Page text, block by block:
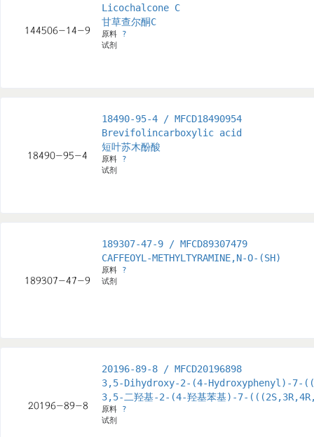
Licochalcone C
甘草查尔酮C
原料 ?
试剂
18490-95-4 / MFCD18490954
Brevifolincarboxylic acid
短叶苏木酚酸
原料 ?
试剂
189307-47-9 / MFCD89307479
CAFFEOYL-METHYLTYRAMINE,N-O-(SH)
原料 ?
试剂
20196-89-8 / MFCD20196898
3,5-Dihydroxy-2-(4-Hydroxyphenyl)-7-
3,5-二羟基-2-(4-羟基苯基)-7-
原料 ?
试剂